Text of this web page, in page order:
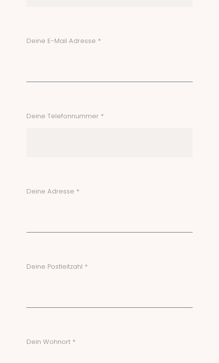
Deine E-Mail Adresse *
Deine Telefonnummer *
Deine Adresse *
Deine Postleitzahl *
Dein Wohnort *